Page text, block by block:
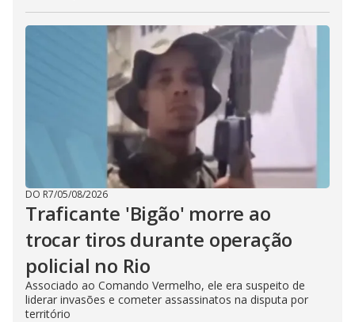
DO R7/05/08/2026
Traficante 'Bigão' morre ao
trocar tiros durante operação
policial no Rio
Associado ao Comando Vermelho, ele era suspeito de
liderar invasões e cometer assassinatos na disputa por
território